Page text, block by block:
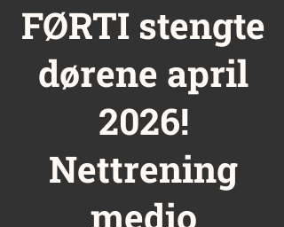
FØRTI stengte
dørene april
2026!
Nettrening
medio